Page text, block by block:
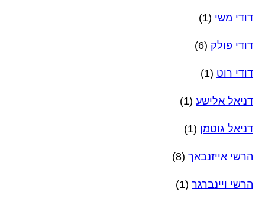
דודי משי (1)
דודי פולק (6)
דודי רוט (1)
דניאל אלישע (1)
דניאל גוטמן (1)
הרשי אייזנבאך (8)
הרשי ויינברגר (1)